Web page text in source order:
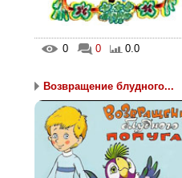
0 0 0.0
Возвращение блудного...